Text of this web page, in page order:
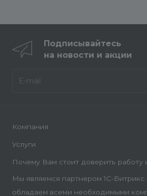
Подписывайтесь
на новости и акции
Компания
Услуги
Почему Вам стоит доверить работу
Мы являемся партнером 1С-Битрикс
обладаем всеми необходимыми